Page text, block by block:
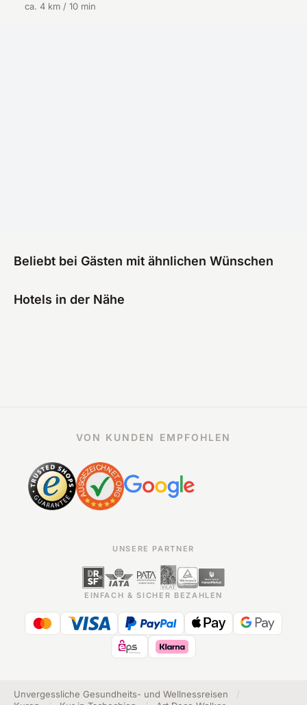
ca. 4 km / 10 min
Beliebt bei Gästen mit ähnlichen Wünschen
Hotels in der Nähe
VON KUNDEN EMPFOHLEN
UNSERE PARTNER
EINFACH & SICHER BEZAHLEN
Unvergessliche Gesundheits- und Wellnessreisen